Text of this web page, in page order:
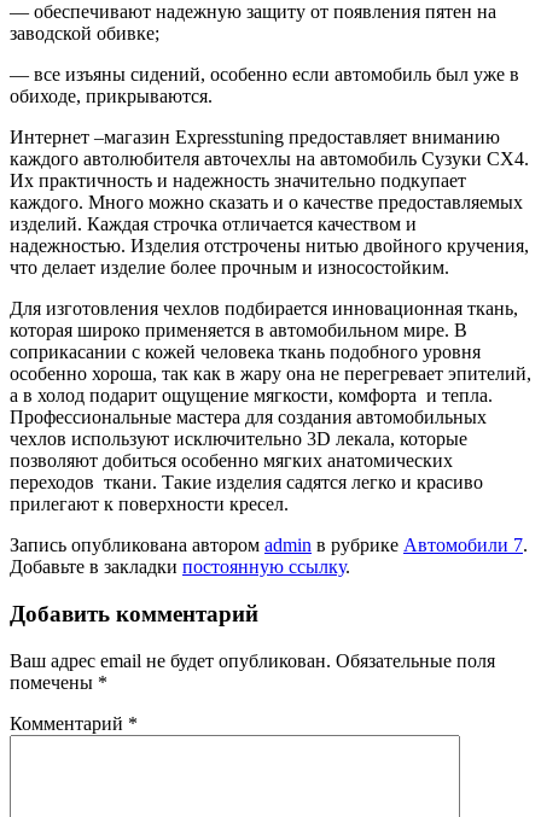
— обеспечивают надежную защиту от появления пятен на
заводской обивке;
— все изъяны сидений, особенно если автомобиль был уже в
обиходе, прикрываются.
Интернет –магазин Expresstuning предоставляет вниманию
каждого автолюбителя авточехлы на автомобиль Сузуки СХ4.
Их практичность и надежность значительно подкупает
каждого. Много можно сказать и о качестве предоставляемых
изделий. Каждая строчка отличается качеством и
надежностью. Изделия отстрочены нитью двойного кручения,
что делает изделие более прочным и износостойким.
Для изготовления чехлов подбирается инновационная ткань,
которая широко применяется в автомобильном мире. В
соприкасании с кожей человека ткань подобного уровня
особенно хороша, так как в жару она не перегревает эпителий,
а в холод подарит ощущение мягкости, комфорта и тепла.
Профессиональные мастера для создания автомобильных
чехлов используют исключительно 3D лекала, которые
позволяют добиться особенно мягких анатомических
переходов ткани. Такие изделия садятся легко и красиво
прилегают к поверхности кресел.
Запись опубликована автором admin в рубрике Автомобили 7.
Добавьте в закладки постоянную ссылку.
Добавить комментарий
Ваш адрес email не будет опубликован. Обязательные поля
помечены *
Комментарий *